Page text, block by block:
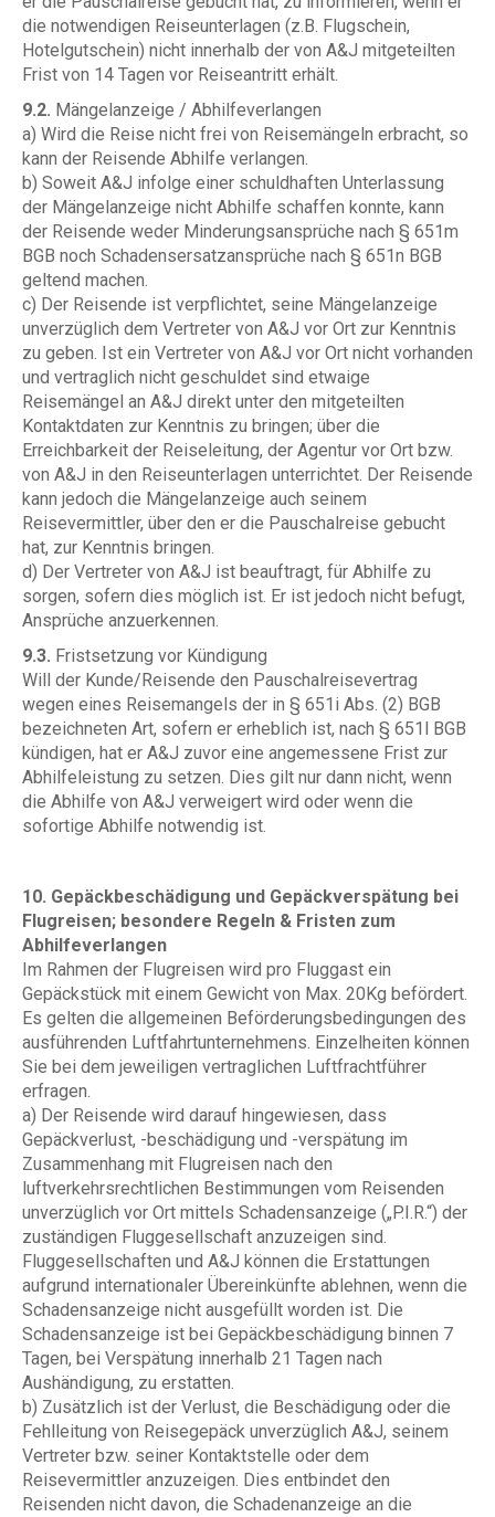
die notwendigen Reiseunterlagen (z.B. Flugschein,
Hotelgutschein) nicht innerhalb der von A&J mitgeteilten
Frist von 14 Tagen vor Reiseantritt erhält.
9.2. Mängelanzeige / Abhilfeverlangen
a) Wird die Reise nicht frei von Reisemängeln erbracht, so
kann der Reisende Abhilfe verlangen.
b) Soweit A&J infolge einer schuldhaften Unterlassung
der Mängelanzeige nicht Abhilfe schaffen konnte, kann
der Reisende weder Minderungsansprüche nach § 651m
BGB noch Schadensersatzansprüche nach § 651n BGB
geltend machen.
c) Der Reisende ist verpflichtet, seine Mängelanzeige
unverzüglich dem Vertreter von A&J vor Ort zur Kenntnis
zu geben. Ist ein Vertreter von A&J vor Ort nicht vorhanden
und vertraglich nicht geschuldet sind etwaige
Reisemängel an A&J direkt unter den mitgeteilten
Kontaktdaten zur Kenntnis zu bringen; über die
Erreichbarkeit der Reiseleitung, der Agentur vor Ort bzw.
von A&J in den Reiseunterlagen unterrichtet. Der Reisende
kann jedoch die Mängelanzeige auch seinem
Reisevermittler, über den er die Pauschalreise gebucht
hat, zur Kenntnis bringen.
d) Der Vertreter von A&J ist beauftragt, für Abhilfe zu
sorgen, sofern dies möglich ist. Er ist jedoch nicht befugt,
Ansprüche anzuerkennen.
9.3. Fristsetzung vor Kündigung
Will der Kunde/Reisende den Pauschalreisevertrag
wegen eines Reisemangels der in § 651i Abs. (2) BGB
bezeichneten Art, sofern er erheblich ist, nach § 651l BGB
kündigen, hat er A&J zuvor eine angemessene Frist zur
Abhilfeleistung zu setzen. Dies gilt nur dann nicht, wenn
die Abhilfe von A&J verweigert wird oder wenn die
sofortige Abhilfe notwendig ist.
10. Gepäckbeschädigung und Gepäckverspätung bei
Flugreisen; besondere Regeln & Fristen zum
Abhilfeverlangen
Im Rahmen der Flugreisen wird pro Fluggast ein
Gepäckstück mit einem Gewicht von Max. 20Kg befördert.
Es gelten die allgemeinen Beförderungsbedingungen des
ausführenden Luftfahrtunternehmens. Einzelheiten können
Sie bei dem jeweiligen vertraglichen Luftfrachtführer
erfragen.
a) Der Reisende wird darauf hingewiesen, dass
Gepäckverlust, -beschädigung und -verspätung im
Zusammenhang mit Flugreisen nach den
luftverkehrsrechtlichen Bestimmungen vom Reisenden
unverzüglich vor Ort mittels Schadensanzeige („P.I.R.“) der
zuständigen Fluggesellschaft anzuzeigen sind.
Fluggesellschaften und A&J können die Erstattungen
aufgrund internationaler Übereinkünfte ablehnen, wenn die
Schadensanzeige nicht ausgefüllt worden ist. Die
Schadensanzeige ist bei Gepäckbeschädigung binnen 7
Tagen, bei Verspätung innerhalb 21 Tagen nach
Aushändigung, zu erstatten.
b) Zusätzlich ist der Verlust, die Beschädigung oder die
Fehlleitung von Reisegepäck unverzüglich A&J, seinem
Vertreter bzw. seiner Kontaktstelle oder dem
Reisevermittler anzuzeigen. Dies entbindet den
Reisenden nicht davon, die Schadenanzeige an die